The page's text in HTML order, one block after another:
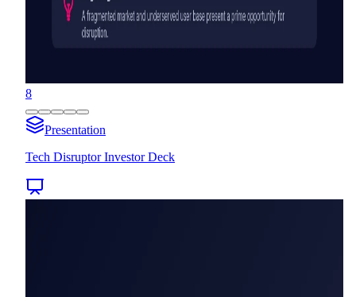
8
Presentation
Tech Disruptor Investor Deck